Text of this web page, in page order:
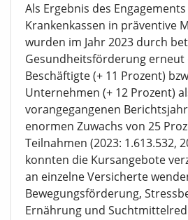
Als Ergebnis des
Krankenkassen in präventive
wurden im Jahr 2023 durch
Gesundheitsförderung
Beschäftigte (+ 11 Prozent)
Unternehmen (+ 12 Prozent)
vorangegangenen
enormen Zuwachs von 25
Teilnahmen (2023: 1.613.532,
konnten die Kursangebote
an einzelne Versicherte
Bewegungsförderung,
Ernährung und